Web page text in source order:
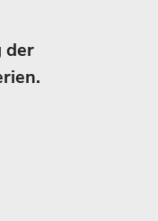
der